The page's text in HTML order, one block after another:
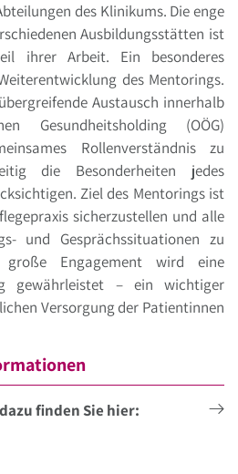
des Klinikums. Die enge
Ausbildungsstätten ist
ihrer Arbeit. Ein besonderes
des Mentorings.
Austausch innerhalb
Gesundheitsholding (OÖG)
Rollenverständnis zu
die Besonderheiten jedes
Ziel des Mentorings ist
sicherzustellen und alle
und Gesprächssituationen zu
Engagement wird eine
gewährleistet – ein wichtiger
Versorgung der Patientinnen
finden Sie hier: